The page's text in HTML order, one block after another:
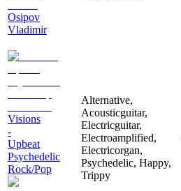
Osipov
Vladimir
Visions
-
Upbeat
Psychedelic
Rock/Pop
Alternative,
Acousticguitar,
Electricguitar,
Electroamplified,
Electricorgan,
Psychedelic, Happy,
Trippy